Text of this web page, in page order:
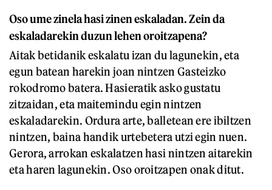
Oso ume zinela hasi zinen eskaladan. Zein da
eskaladarekin duzun lehen oroitzapena?
Aitak betidanik eskalatu izan du lagunekin, eta
egun batean harekin joan nintzen Gasteizko
rokodromo batera. Hasieratik asko gustatu
zitzaidan, eta maitemindu egin nintzen
eskaladarekin. Ordura arte, balletean ere ibiltzen
nintzen, baina handik urtebetera utzi egin nuen.
Gerora, arrokan eskalatzen hasi nintzen aitarekin
eta haren lagunekin. Oso oroitzapen onak ditut.